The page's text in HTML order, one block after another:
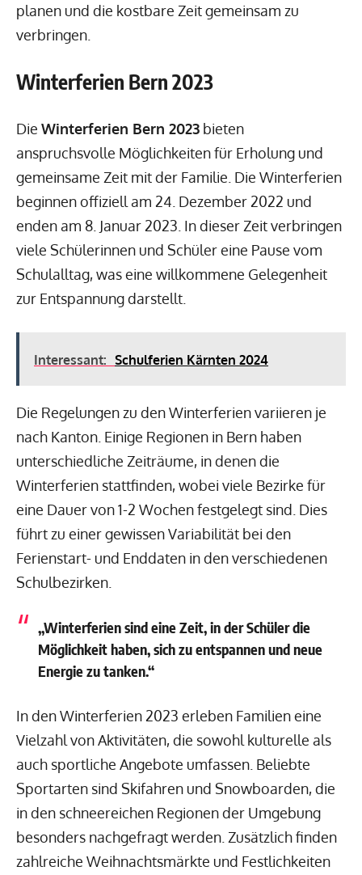
planen und die kostbare Zeit gemeinsam zu
verbringen.
Winterferien Bern 2023
Die Winterferien Bern 2023 bieten
anspruchsvolle Möglichkeiten für Erholung und
gemeinsame Zeit mit der Familie. Die Winterferien
beginnen offiziell am 24. Dezember 2022 und
enden am 8. Januar 2023. In dieser Zeit verbringen
viele Schülerinnen und Schüler eine Pause vom
Schulalltag, was eine willkommene Gelegenheit
zur Entspannung darstellt.
Interessant: Schulferien Kärnten 2024
Die Regelungen zu den Winterferien variieren je
nach Kanton. Einige Regionen in Bern haben
unterschiedliche Zeiträume, in denen die
Winterferien stattfinden, wobei viele Bezirke für
eine Dauer von 1-2 Wochen festgelegt sind. Dies
führt zu einer gewissen Variabilität bei den
Ferienstart- und Enddaten in den verschiedenen
Schulbezirken.
„Winterferien sind eine Zeit, in der Schüler die
Möglichkeit haben, sich zu entspannen und neue
Energie zu tanken.“
In den Winterferien 2023 erleben Familien eine
Vielzahl von Aktivitäten, die sowohl kulturelle als
auch sportliche Angebote umfassen. Beliebte
Sportarten sind Skifahren und Snowboarden, die
in den schneereichen Regionen der Umgebung
besonders nachgefragt werden. Zusätzlich finden
zahlreiche Weihnachtsmärkte und Festlichkeiten